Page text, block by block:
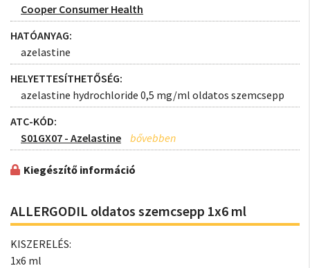
Cooper Consumer Health
HATÓANYAG:
azelastine
HELYETTESÍTHETŐSÉG:
azelastine hydrochloride 0,5 mg/ml oldatos szemcsepp
ATC-KÓD:
S01GX07 - Azelastine
Kiegészítő információ
ALLERGODIL oldatos szemcsepp 1x6 ml
KISZERELÉS:
1x6 ml